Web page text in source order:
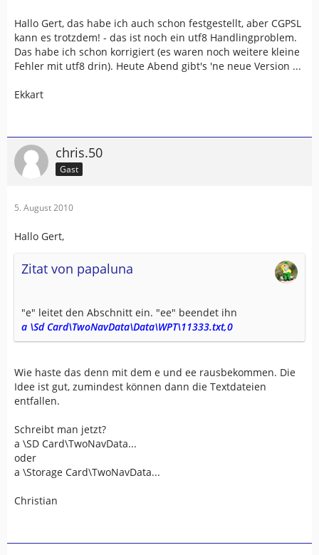
Hallo Gert, das habe ich auch schon festgestellt, aber CGPSL
kann es trotzdem! - das ist noch ein utf8 Handlingproblem.
Das habe ich schon korrigiert (es waren noch weitere kleine
Fehler mit utf8 drin). Heute Abend gibt's 'ne neue Version ...
Ekkart
chris.50
Gast
5. August 2010
Hallo Gert,
Zitat von papaluna
"e" leitet den Abschnitt ein. "ee" beendet ihn
a \Sd Card\TwoNavData\Data\WPT\11333.txt,0
Wie haste das denn mit dem e und ee rausbekommen. Die
Idee ist gut, zumindest können dann die Textdateien
entfallen.
Schreibt man jetzt?
a \SD Card\TwoNavData...
oder
a \Storage Card\TwoNavData...
Christian